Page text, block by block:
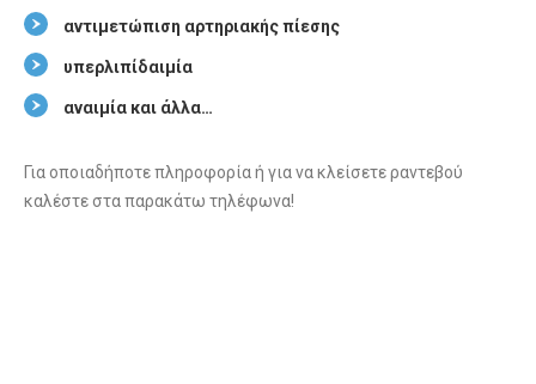
αντιμετώπιση αρτηριακής πίεσης
υπερλιπίδαιμία
αναιμία και άλλα…
Για οποιαδήποτε πληροφορία ή για να κλείσετε ραντεβού
καλέστε στα παρακάτω τηλέφωνα!